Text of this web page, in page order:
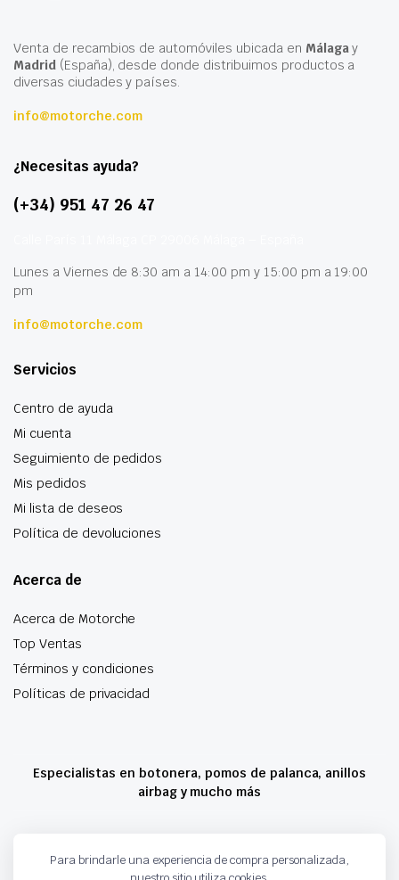
Venta de recambios de automóviles ubicada en Málagay
Madrid(España), desde donde distribuimos productos a
diversas ciudades y países.
info@motorche.com
¿Necesitas ayuda?
(+34) 951 47 26 47
Lunes a Viernes de 8:30 am a 14:00 pm y 15:00 pm a 19:00
pm
info@motorche.com
Servicios
Centro de ayuda
Mi cuenta
Seguimiento de pedidos
Mis pedidos
Mi lista de deseos
Política de devoluciones
Acerca de
Acerca de Motorche
Top Ventas
Términos y condiciones
Políticas de privacidad
Especialistas en botonera, pomos de palanca, anillos
airbag y mucho más
Copyright 2024 © Motorche Autoparts. Todos los derechos reservados
Para brindarle una experiencia de compra personalizada,